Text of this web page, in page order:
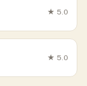
★ 5.0
★ 5.0